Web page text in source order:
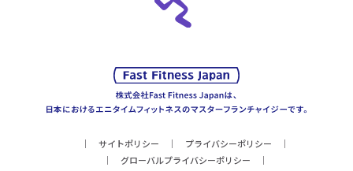
サイトポリシー
プライバシーポリシー
グローバルプライバシーポリシー